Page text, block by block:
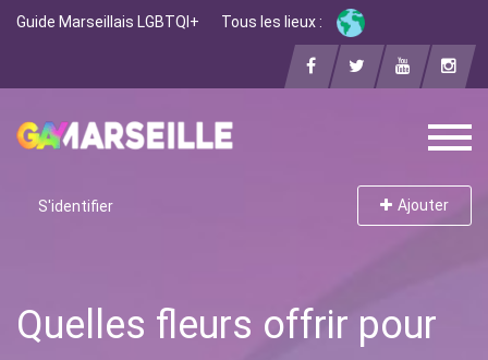
Guide Marseillais LGBTQI+ Tous les lieux :
S'identifier Ajouter
Quelles fleurs offrir pour